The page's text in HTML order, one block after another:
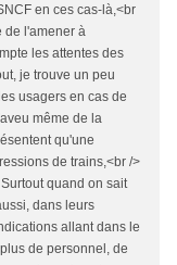
en ces cas-là,<br
de l'amener à
les attentes des
je trouve un peu
usagers en cas de
même de la
qu'une
de trains,<br />
quand on sait
dans leurs
allant dans le
de personnel, de